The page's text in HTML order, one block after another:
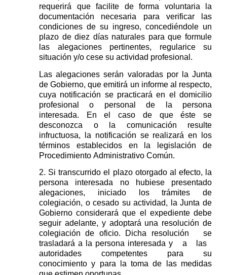
requerirá que facilite de forma voluntaria la
documentación necesaria para verificar las
condiciones de su ingreso, concediéndole un
plazo de diez días naturales para que formule
las alegaciones pertinentes, regularice su
situación y/o cese su actividad profesional.
Las alegaciones serán valoradas por la Junta
de Gobierno,que emitirá un informe al respecto,
cuya notificación se practicará en el domicilio
profesional o personal de la persona
interesada. En el caso de que éste se
desconozca o la comunicación resulte
infructuosa, la notificación se realizará en los
términos establecidos en
la legislación de
Procedimiento Administrativo Común.
2. Si transcurrido el plazo otorgado al efecto, la
persona interesada no hubiesepresentado
alegaciones, iniciado los trámites de
colegiación, o cesado su actividad, la Junta de
Gobierno considerará que el expediente debe
seguir adelante, yadoptará una resolución de
colegiación de oficio. Dicha resolución se
trasladará a la persona interesada y a las
autoridades competentes para su
conocimiento y para la toma de las medidas